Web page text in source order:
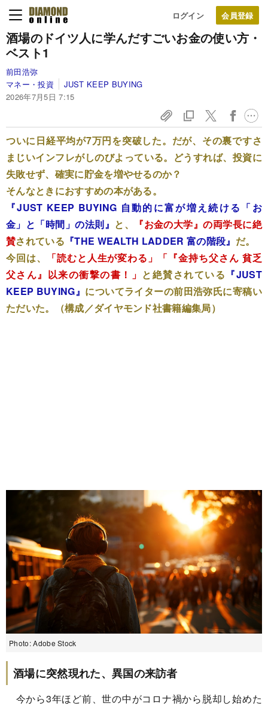
ログイン
酒場のドイツ人に学んだすごいお金の使い方・
ベスト1
前田浩弥
マネー・投資
JUST KEEP BUYING
2026年7月5日 7:15
ついに日経平均が7万円を突破した。だが、その裏ですさ
まじいインフレがしのびよっている。どうすれば、投資に
失敗せず、確実に貯金を増やせるのか？
そんなときにおすすめの本がある。
『JUST KEEP BUYING 自動的に富が増え続ける「お
金」と「時間」の法則』 と、
『お金の大学』の両学長に絶
賛されている 『THE WEALTH LADDER 富の階段』 だ。
今回は、
「読むと人生が変わる」「『金持ち父さん 貧乏
父さん』以来の衝撃の書！」 と絶賛されている 『JUST
KEEP BUYING』 についてライターの前田浩弥氏に寄稿い
ただいた。（構成／ダイヤモンド社書籍編集局）
Photo: Adobe Stock
酒場に突然現れた、異国の来訪者
今から3年ほど前、世の中がコロナ禍から脱却し始めた